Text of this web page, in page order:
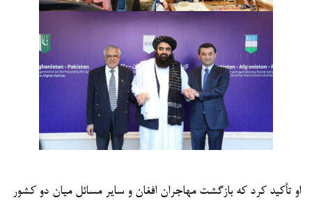
او تأکید کرد که بازگشت مهاجران افغان و سایر مسائل میان دو کشور